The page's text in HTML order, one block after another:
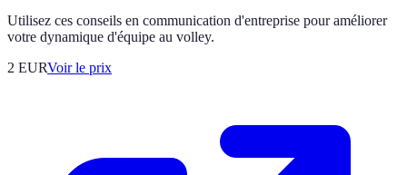
Utilisez ces conseils en communication d'entreprise pour améliorer
votre dynamique d'équipe au volley.
2 EURVoir le prix